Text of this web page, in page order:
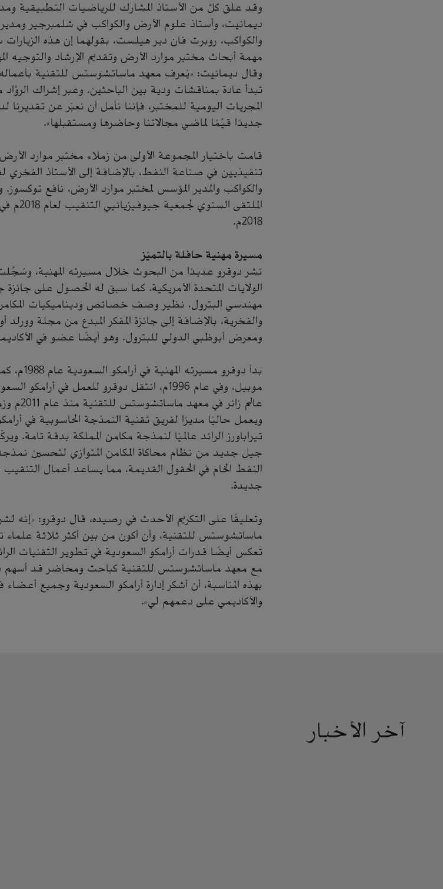
وقد علق كلٌّ من الأستاذ المشارك للرياضيات التطبيقية
ديمانيت، وأستاذ علوم الأرض والكواكب في شلمبرجير
والكواكب، روبرت فان دير هيلست، بقولهما إن هذه
مهمة أبحاث مختبر موارد الأرض وتقديم الإرشاد والتوجيه
وقال ديمانيت: «يُعرف معهد ماساتشوستس للتقنية
تبدأ عادة بمناقشات ودية بين الباحثين. وعبر إشراك
المجريات اليومية للمختبر، فإننا نأمل أن نعبّر عن
جديدًا قيِّمًا لماضي مجالاتنا وحاضرها ومستقبلها».
قامت باختيار المجموعة الأولى من زملاء مختبر موارد
تنفيذيين في صناعة النفط، بالإضافة إلى الأستاذ
والكواكب والمدير المؤسس لمختبر موارد الأرض، نافع
الملتقى
2018م.
مسيرة مهنية حافلة بالتميّز
نشر دوقرو عديدًا من البحوث خلال مسيرته المهنية،
الولايات المتحدة الأمريكية. كما سبق له الحصول على
مهندسي البترول، نظير وصف خصائص وديناميكيات
والفخرية، بالإضافة إلى جائزة المفكر المبدع من مجلة
ومعرض أبوظبي الدولي للبترول. وهو أيضًا عضو في
بدأ دوقرو
موبيل، وفي عام 1996م، انتقل دوقرو للعمل في
ويعمل حاليًا مديرًا لفريق تقنية النمذجة الحاسوبية في
تيراباورز الرائد عالميًا لنمذجة مكامن المملكة بدقة تامة.
جيل جديد من نظام محاكاة المكامن المتوازي لتحسين
النفط الخام في الحقول القديمة، مما يساعد أعمال
جديدة.
وتعليقًا على التكريم الأحدث في رصيده، قال دوقرو:
ماساتشوستس للتقنية، وأن أكون من بين أكثر ثلاثة علماء
تعكس أيضًا قدرات أرامكو السعودية في تطوير التقنيات
مع معهد ماساتشوستس للتقنية كباحث ومحاضر قد أسهم
بهذه المناسبة، أن أشكر إدارة أرامكو السعودية وجميع
والأكاديمي على دعمهم لي».
آخر الأخبار